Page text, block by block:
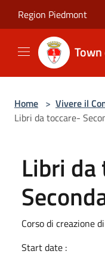
Region Piedmont
Home > Vivere il
Libri da toccare-
Libri
Corso di creazione
Start date :